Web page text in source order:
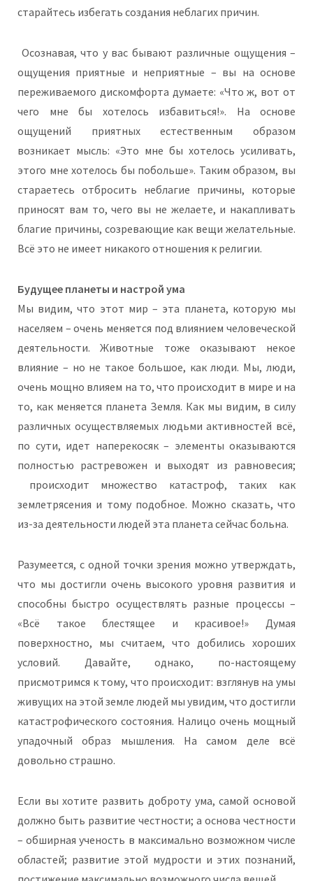
старайтесь избегать создания неблагих причин.
Осознавая, что у вас бывают различные ощущения –
ощущения приятные и неприятные – вы на основе
переживаемого дискомфорта думаете: «Что ж, вот от
чего мне бы хотелось избавиться!». На основе
ощущений приятных естественным образом
возникает мысль: «Это мне бы хотелось усиливать,
этого мне хотелось бы побольше». Таким образом, вы
стараетесь отбросить неблагие причины, которые
приносят вам то, чего вы не желаете, и накапливать
благие причины, созревающие как вещи желательные.
Всё это не имеет никакого отношения к религии.
Будущее планеты и настрой ума
Мы видим, что этот мир – эта планета, которую мы
населяем – очень меняется под влиянием человеческой
деятельности. Животные тоже оказывают некое
влияние – но не такое большое, как люди. Мы, люди,
очень мощно влияем на то, что происходит в мире и на
то, как меняется планета Земля. Как мы видим, в силу
различных осуществляемых людьми активностей всё,
по сути, идет наперекосяк – элементы оказываются
полностью растревожен и выходят из равновесия;
происходит множество катастроф, таких как
землетрясения и тому подобное. Можно сказать, что
из-за деятельности людей эта планета сейчас больна.
Разумеется, с одной точки зрения можно утверждать,
что мы достигли очень высокого уровня развития и
способны быстро осуществлять разные процессы –
«Всё такое блестящее и красивое!» Думая
поверхностно, мы считаем, что добились хороших
условий. Давайте, однако, по-настоящему
присмотримся к тому, что происходит: взглянув на умы
живущих на этой земле людей мы увидим, что достигли
катастрофического состояния. Налицо очень мощный
упадочный образ мышления. На самом деле всё
довольно страшно.
Если вы хотите развить доброту ума, самой основой
должно быть развитие честности; а основа честности
– обширная ученость в максимально возможном числе
областей; развитие этой мудрости и этих познаний,